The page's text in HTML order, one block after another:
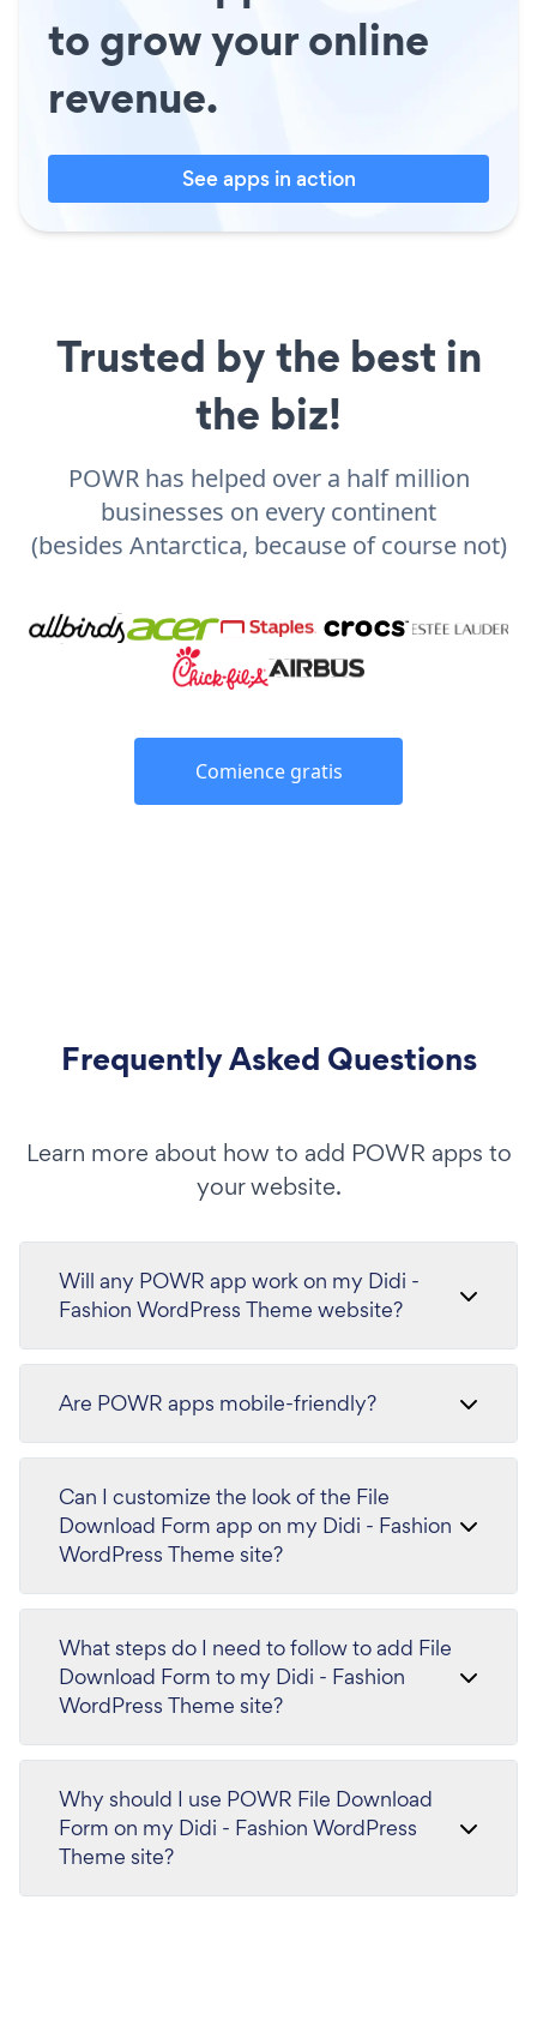
to grow your online
revenue.
See apps in action
Trusted by the best in
the biz!
POWR has helped over a half million
businesses on every continent
(besides Antarctica, because of course not)
Comience gratis
Frequently Asked Questions
Learn more about how to add POWR apps to
your website.
Will any POWR app work on my Didi -
Fashion WordPress Theme website?
Are POWR apps mobile-friendly?
Can I customize the look of the File
Download Form app on my Didi - Fashion
WordPress Theme site?
What steps do I need to follow to add File
Download Form to my Didi - Fashion
WordPress Theme site?
Why should I use POWR File Download
Form on my Didi - Fashion WordPress
Theme site?